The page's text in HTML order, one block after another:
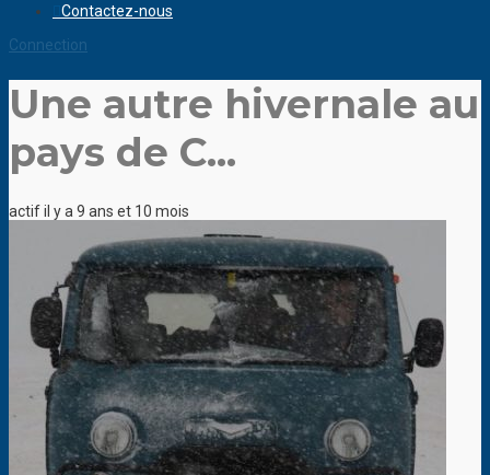
Contactez-nous
Connection
Une autre hivernale au
pays de C...
actif il y a 9 ans et 10 mois